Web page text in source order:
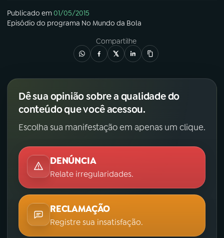
Publicado em01/05/2015
Episódio do programa No Mundo da Bola
Compartilhe
Dê sua opinião sobre a qualidade do
conteúdo que você acessou.
Escolha sua manifestação em apenas um clique.
DENÚNCIA
Relate irregularidades.
RECLAMAÇÃO
Registre sua insatisfação.